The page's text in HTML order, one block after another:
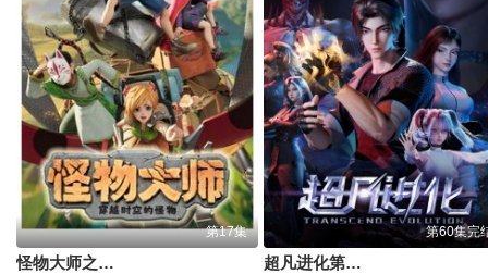
第17集
​怪物大师之穿越时空的怪物​
第60集完
超凡进化第一季